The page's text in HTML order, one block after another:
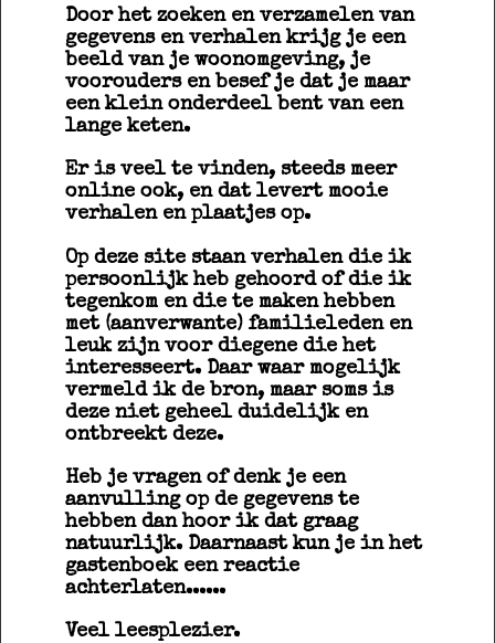
Door het zoeken en verzamelen van
gegevens en verhalen krijg je een
beeld van je woonomgeving, je
voorouders en besef je dat je maar
een klein onderdeel bent van een
lange keten.
Er is veel te vinden, steeds meer
online ook, en dat levert mooie
verhalen en plaatjes op.
Op deze site staan verhalen die ik
persoonlijk heb gehoord of die ik
tegenkom en die te maken hebben
met (aanverwante) familieleden en
leuk zijn voor diegene die het
interesseert. Daar waar mogelijk
vermeld ik de bron, maar soms is
deze niet geheel duidelijk en
ontbreekt deze.
Heb je vragen of denk je een
aanvulling op de gegevens te
hebben dan hoor ik dat graag
natuurlijk. Daarnaast kun je in het
gastenboek een reactie
achterlaten......
Veel leesplezier.